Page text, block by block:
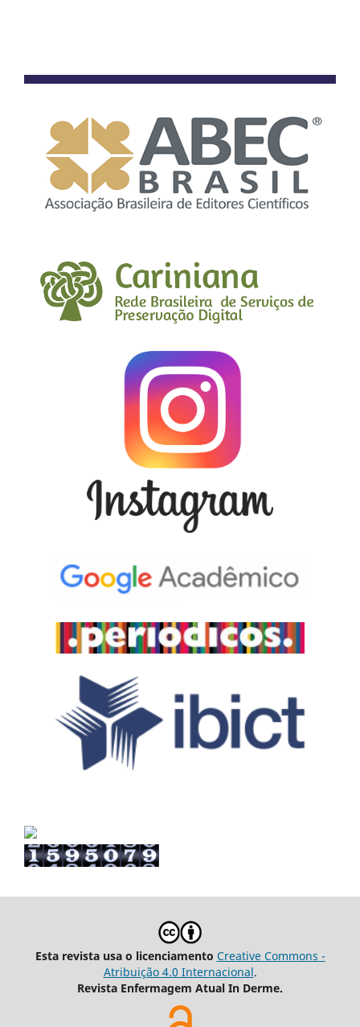
Esta revista usa o licenciamento Creative Commons -
Atribuição 4.0 Internacional.
Revista Enfermagem Atual In Derme.